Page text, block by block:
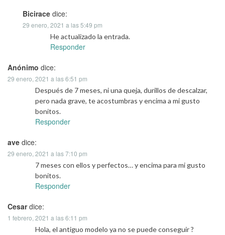
Bicirace dice:
29 enero, 2021 a las 5:49 pm
He actualizado la entrada.
Responder
Anónimo dice:
29 enero, 2021 a las 6:51 pm
Después de 7 meses, ni una queja, durillos de descalzar,
pero nada grave, te acostumbras y encima a mi gusto
bonitos.
Responder
ave dice:
29 enero, 2021 a las 7:10 pm
7 meses con ellos y perfectos… y encima para mi gusto
bonitos.
Responder
Cesar dice:
1 febrero, 2021 a las 6:11 pm
Hola, el antiguo modelo ya no se puede conseguir ?